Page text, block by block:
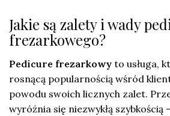
Jakie są zalety i wady
frezarkowego?
Pedicure frezarkowy to usługa,
rosnącą popularnością wśród
powodu swoich licznych zalet.
wyróżnia się niezwykłą szybkością